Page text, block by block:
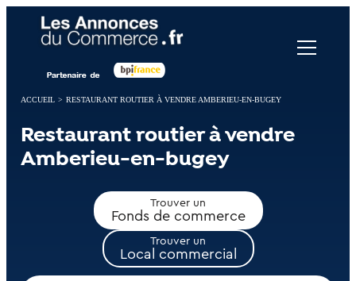
ACCUEIL > RESTAURANT ROUTIER À VENDRE AMBERIEU-EN-BUGEY
Restaurant routier à vendre
Amberieu-en-bugey
Trouver un
Fonds de commerce
Trouver un
Local commercial
Panneau de gestion des cookies